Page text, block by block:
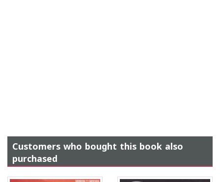
Customers who bought this book also
purchased